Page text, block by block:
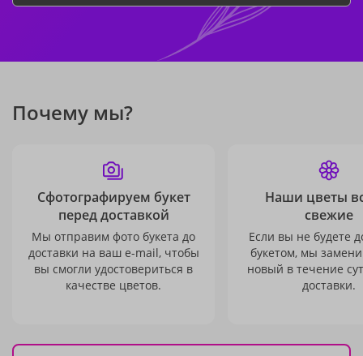
Почему мы?
Сфотографируем букет
перед доставкой
Мы отправим фото букета до
доставки на ваш e-mail, чтобы
вы смогли удостовериться в
качестве цветов.
Наши цветы
свежие
Если вы не будете
букетом, мы
новый в течение
доставки.